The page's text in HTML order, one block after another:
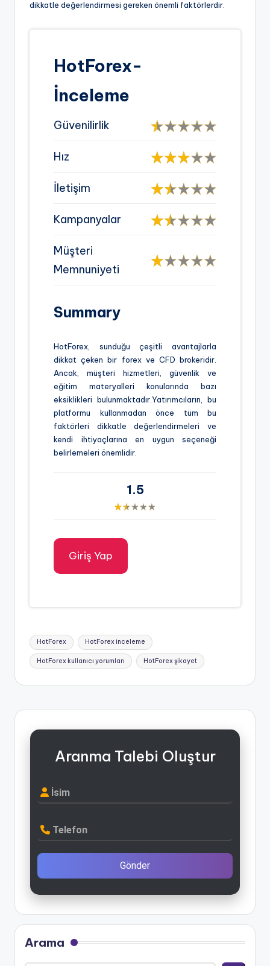
dikkatle değerlendirmesi gereken önemli faktörlerdir.
HotForex-
İnceleme
Güvenilirlik
Hız
İletişim
Kampanyalar
Müşteri
Memnuniyeti
Summary
HotForex, sunduğu çeşitli avantajlarla
dikkat çeken bir forex ve CFD brokeridir.
Ancak, müşteri hizmetleri, güvenlik ve
eğitim materyalleri konularında bazı
eksiklikleri bulunmaktadır.Yatırımcıların, bu
platformu kullanmadan önce tüm bu
faktörleri dikkatle değerlendirmeleri ve
kendi ihtiyaçlarına en uygun seçeneği
belirlemeleri önemlidir.
1.5
Giriş Yap
Tags:
HotForex HotForex inceleme
HotForex kullanıcı yorumları HotForex şikayet
Aranma Talebi Oluştur
İsim
Telefon
Gönder
Arama